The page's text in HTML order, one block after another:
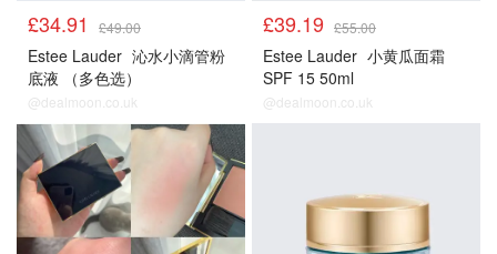
£34.91 £49.00
Estee Lauder 沁水小滴管粉
底液 （多色选）
@dealmoon.co.uk
£39.19 £55.00
Estee Lauder 小黄瓜面霜
SPF 15 50ml
@dealmoon.co.uk
正价产品85折